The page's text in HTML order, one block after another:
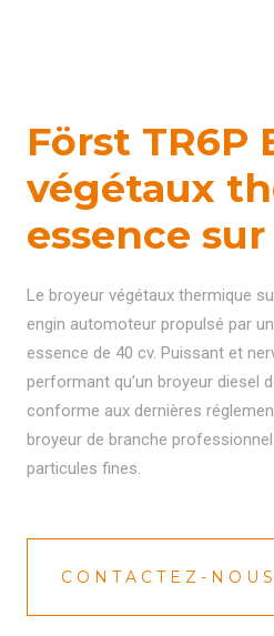
Först TR6P
végétaux
essence
Le broyeur végétaux thermique
engin automoteur propulsé par
essence de 40 cv. Puissant et
performant qu’un broyeur diesel
conforme aux dernières
broyeur de branche
particules fines.
CONTACTEZ-NOUS